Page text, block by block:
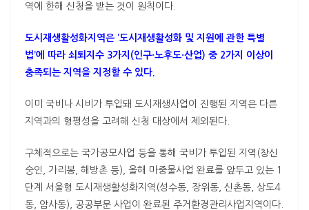
역에 한해 신청을 받는 것이 원칙이다.
도시재생활성화지역은 ‘도시재생활성화 및 지원에 관한 특별
법’에 따라 쇠퇴지수 3가지(인구·노후도·산업) 중 2가지 이상이
충족되는 지역을 지정할 수 있다.
이미 국비나 시비가 투입돼 도시재생사업이 진행된 지역은 다른
지역과의 형평성을 고려해 신청 대상에서 제외된다.
구체적으로는 국가공모사업 등을 통해 국비가 투입된 지역(창신
숭인, 가리봉, 해방촌 등), 올해 마중물사업 완료를 앞두고 있는 1
단계 서울형 도시재생활성화지역(성수동, 장위동, 신촌동, 상도4
동, 암사동), 공공부문 사업이 완료된 주거환경관리사업지역이다.